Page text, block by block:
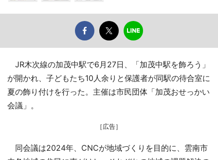
JR木次線の加茂中駅で6月27日、「加茂中駅を飾ろう」
が開かれ、子どもたち10人余りと保護者が同駅の待合室に
夏の飾り付けを行った。主催は市民団体「加茂おせっかい
会議」。
［広告］
同会議は2024年、CNCが地域づくりを目的に、雲南市